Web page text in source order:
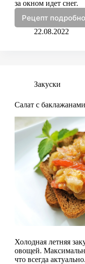
за окном идет снег.
Рецепт подробно
Лечо
с
22.08.2022
Закуски
Салат с баклажанами
Холодная летняя
овощей.
что всегда актуально.